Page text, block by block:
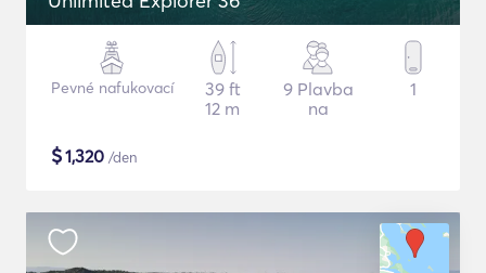
Pevné nafukovací
39 ft
12 m
9 Plavba
na
1
$1,320 /den